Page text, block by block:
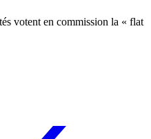
votent en commission la « flat